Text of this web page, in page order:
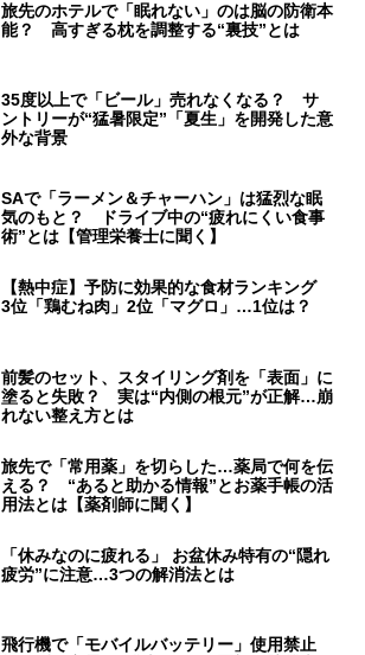
旅先のホテルで「眠れない」のは脳の防衛本
能？ 高すぎる枕を調整する“裏技”とは
35度以上で「ビール」売れなくなる？ サ
ントリーが“猛暑限定”「夏生」を開発した意
外な背景
SAで「ラーメン＆チャーハン」は猛烈な眠
気のもと？ ドライブ中の“疲れにくい食事
術”とは【管理栄養士に聞く】
【熱中症】予防に効果的な食材ランキング
3位「鶏むね肉」2位「マグロ」…1位は？
前髪のセット、スタイリング剤を「表面」に
塗ると失敗？ 実は“内側の根元”が正解…崩
れない整え方とは
旅先で「常用薬」を切らした…薬局で何を伝
える？ “あると助かる情報”とお薬手帳の活
用法とは【薬剤師に聞く】
「休みなのに疲れる」 お盆休み特有の“隠れ
疲労”に注意…3つの解消法とは
飛行機で「モバイルバッテリー」使用禁止